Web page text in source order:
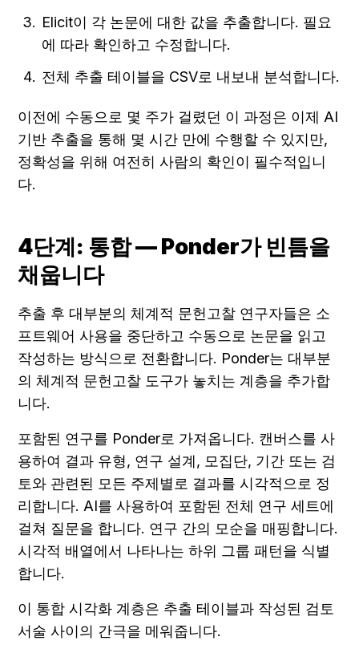
Elicit이 각 논문에 대한 값을 추출합니다. 필요
에 따라 확인하고 수정합니다.
전체 추출 테이블을 CSV로 내보내 분석합니다.
이전에 수동으로 몇 주가 걸렸던 이 과정은 이제 AI
기반 추출을 통해 몇 시간 만에 수행할 수 있지만,
정확성을 위해 여전히 사람의 확인이 필수적입니
다.
4단계: 통합 — Ponder가 빈틈을
채웁니다
추출 후 대부분의 체계적 문헌고찰 연구자들은 소
프트웨어 사용을 중단하고 수동으로 논문을 읽고
작성하는 방식으로 전환합니다. Ponder는 대부분
의 체계적 문헌고찰 도구가 놓치는 계층을 추가합
니다.
포함된 연구를 Ponder로 가져옵니다. 캔버스를 사
용하여 결과 유형, 연구 설계, 모집단, 기간 또는 검
토와 관련된 모든 주제별로 결과를 시각적으로 정
리합니다. AI를 사용하여 포함된 전체 연구 세트에
걸쳐 질문을 합니다. 연구 간의 모순을 매핑합니다.
시각적 배열에서 나타나는 하위 그룹 패턴을 식별
합니다.
이 통합 시각화 계층은 추출 테이블과 작성된 검토
서술 사이의 간극을 메워줍니다.